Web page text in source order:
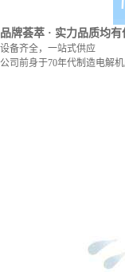
品牌荟萃 · 实力品质均有
设备齐全，一站式供应
公司前身于70年代制造电解